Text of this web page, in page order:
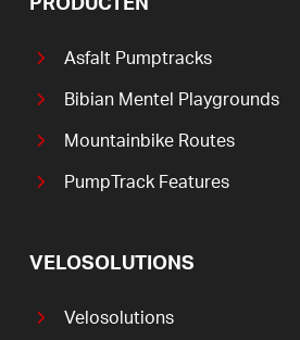
Asfalt Pumptracks
Bibian Mentel Playgrounds
Mountainbike Routes
PumpTrack Features
VELOSOLUTIONS
Velosolutions